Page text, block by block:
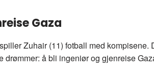
Gaza
Zuhair (11) fotball med kompisene.
drømmer: å bli ingeniør og gjenreise